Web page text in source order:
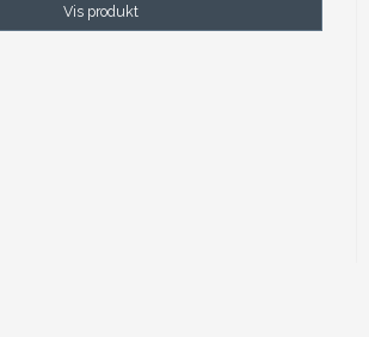
Vis produkt